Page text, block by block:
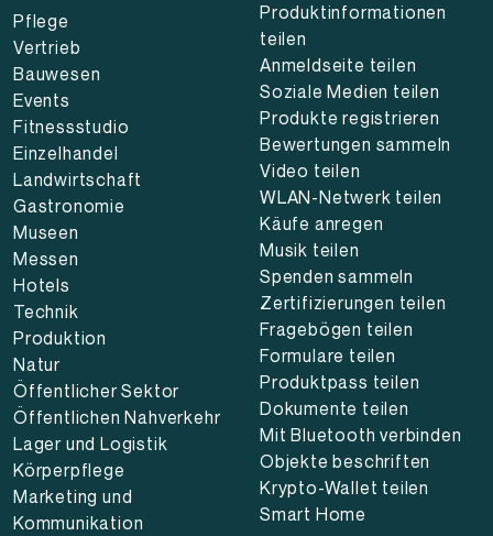
Pflege
Vertrieb
Bauwesen
Events
Fitnessstudio
Einzelhandel
Landwirtschaft
Gastronomie
Museen
Messen
Hotels
Technik
Produktion
Natur
Öffentlicher Sektor
Öffentlichen Nahverkehr
Lager und Logistik
Körperpflege
Marketing und
Kommunikation
Produktinformationen
teilen
Anmeldseite teilen
Soziale Medien teilen
Produkte registrieren
Bewertungen sammeln
Video teilen
WLAN-Netwerk teilen
Käufe anregen
Musik teilen
Spenden sammeln
Zertifizierungen teilen
Fragebögen teilen
Formulare teilen
Produktpass teilen
Dokumente teilen
Mit Bluetooth verbinden
Objekte beschriften
Krypto-Wallet teilen
Smart Home